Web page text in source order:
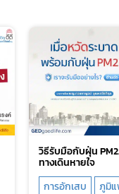
วิธีรับมือกับฝุ่น
ทางเดินหายใจ
การอักเสบ
ภูมิ